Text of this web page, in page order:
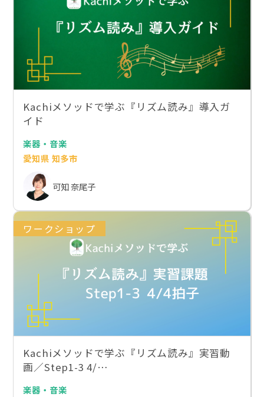
Kachiメソッドで学ぶ『リズム読み』導入ガ
イド
楽器・音楽
愛知県 知多市
可知 奈尾子
ワークショップ
Kachiメソッドで学ぶ『リズム読み』実習動
画／Step1-3 4/…
楽器・音楽